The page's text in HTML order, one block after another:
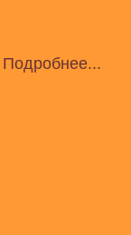
Подробнее...